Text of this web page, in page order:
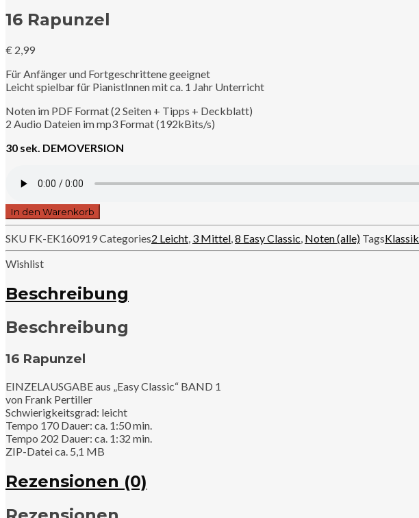
16 Rapunzel
€ 2,99
Für Anfänger und Fortgeschrittene geeignet
Leicht spielbar für PianistInnen mit ca. 1 Jahr Unterricht
Noten im PDF Format (2 Seiten + Tipps + Deckblatt)
2 Audio Dateien im mp3 Format (192kBits/s)
30 sek. DEMOVERSION
16
Rapunzel
Menge
In den Warenkorb
SKU FK-EK160919Categories2 Leicht, 3 Mittel,8 Easy Classic, Noten (alle) TagsKlassik
Wishlist
Beschreibung
Beschreibung
16 Rapunzel
EINZELAUSGABE aus „Easy Classic“ BAND 1
von Frank Pertiller
Schwierigkeitsgrad: leicht
Tempo 170 Dauer: ca. 1:50 min.
Tempo 202 Dauer: ca. 1:32 min.
ZIP-Datei ca. 5,1 MB
Rezensionen (0)